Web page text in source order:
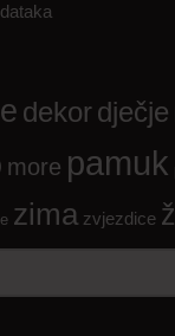
dekordječje
more pamuk
zima zvjezdice